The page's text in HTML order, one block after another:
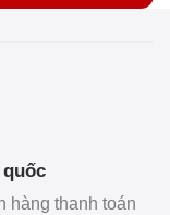
hàng thanh toán